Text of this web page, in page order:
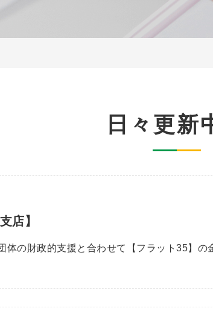
日々更新
店】
体の財政的支援と合わせて【フラット35】